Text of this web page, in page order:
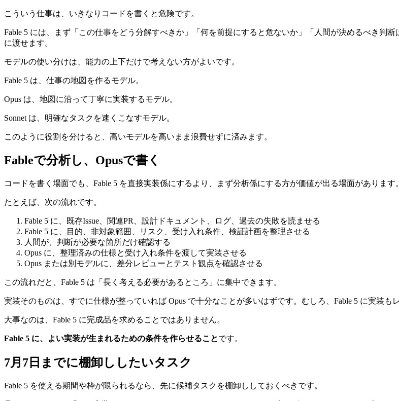
こういう仕事は、いきなりコードを書くと危険です。
Fable 5 には、まず「この仕事をどう分解すべきか」「何を前提にすると危ないか」「人間が決めるべき判
に渡せます。
モデルの使い分けは、能力の上下だけで考えない方がよいです。
Fable 5 は、仕事の地図を作るモデル。
Opus は、地図に沿って丁寧に実装するモデル。
Sonnet は、明確なタスクを速くこなすモデル。
このように役割を分けると、高いモデルを高いまま浪費せずに済みます。
Fableで分析し、Opusで書く
コードを書く場面でも、Fable 5 を直接実装係にするより、まず分析係にする方が価値が出る場面があります。
たとえば、次の流れです。
Fable 5 に、既存Issue、関連PR、設計ドキュメント、ログ、過去の失敗を読ませる
Fable 5 に、目的、非対象範囲、リスク、受け入れ条件、検証計画を整理させる
人間が、判断が必要な箇所だけ確認する
Opus に、整理済みの仕様と受け入れ条件を渡して実装させる
Opus または別モデルに、差分レビューとテスト観点を確認させる
この流れだと、Fable 5 は「長く考える必要があるところ」に集中できます。
実装そのものは、すでに仕様が整っていれば Opus で十分なことが多いはずです。むしろ、Fable 5 に実装も
大事なのは、Fable 5 に完成品を求めることではありません。
Fable 5 に、よい実装が生まれるための条件を作らせることです。
7月7日までに棚卸ししたいタスク
Fable 5 を使える期間や枠が限られるなら、先に候補タスクを棚卸ししておくべきです。